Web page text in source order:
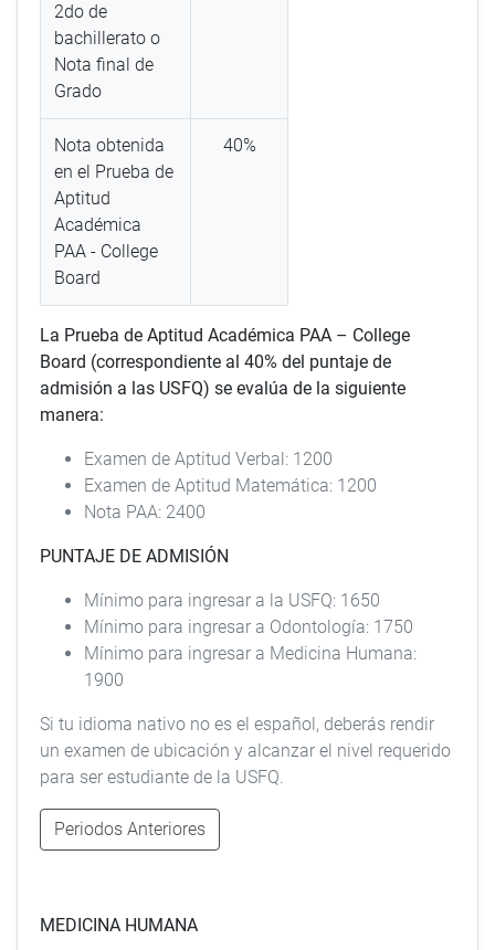
2do de
bachillerato o
Nota final de
Grado
Nota obtenida
en el Prueba de
Aptitud
Académica
PAA - College
Board
40%
La Prueba de Aptitud Académica PAA – College
Board (correspondiente al 40% del puntaje de
admisión a las USFQ) se evalúa de la siguiente
manera:
Examen de Aptitud Verbal: 1200
Examen de Aptitud Matemática: 1200
Nota PAA: 2400
PUNTAJE DE ADMISIÓN
Mínimo para ingresar a la USFQ: 1650
Mínimo para ingresar a Odontología: 1750
Mínimo para ingresar a Medicina Humana:
1900
Si tu idioma nativo no es el español, deberás rendir
un examen de ubicación y alcanzar el nivel requerido
para ser estudiante de la USFQ.
Periodos Anteriores
MEDICINA HUMANA